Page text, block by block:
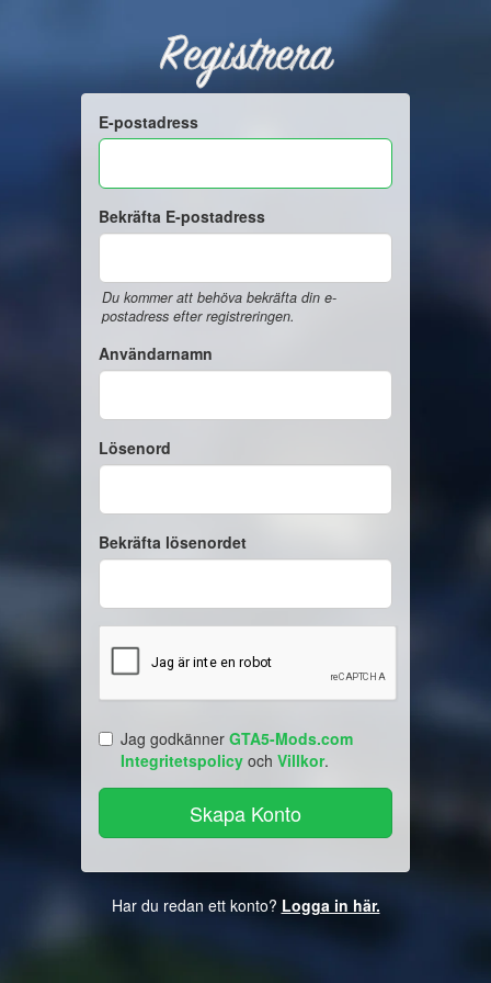
Registrera
E-postadress
Bekräfta E-postadress
Du kommer att behöva bekräfta din e-
postadress efter registreringen.
Användarnamn
Lösenord
Bekräfta lösenordet
Jag godkänner GTA5-Mods.com
Integritetspolicy och Villkor.
Har du redan ett konto? Logga in här.